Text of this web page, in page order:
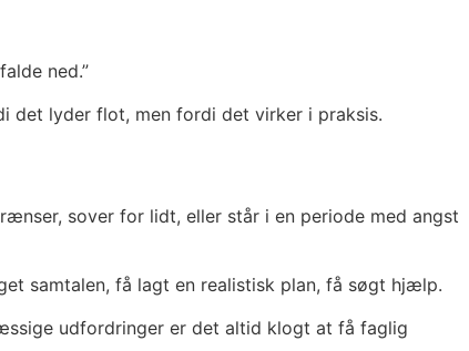
ned.”
det lyder flot, men fordi det virker i praksis.
sover for lidt, eller står i en periode med angst
samtalen, få lagt en realistisk plan, få søgt hjælp.
udfordringer er det altid klogt at få faglig